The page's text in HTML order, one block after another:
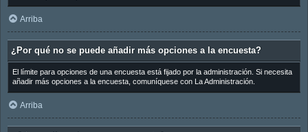
Arriba
¿Por qué no se puede añadir más opciones a la encuesta?
El límite para opciones de una encuesta está fijado por la administración. Si necesita
añadir más opciones a la encuesta, comuníquese con La Administración.
Arriba